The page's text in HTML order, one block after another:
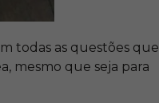
todas as questões que
mesmo que seja para